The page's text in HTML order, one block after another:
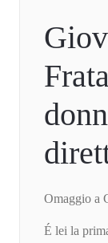
Omaggio a
É lei la